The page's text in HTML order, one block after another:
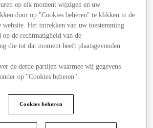
op elk moment wijzigen en uw
door op "Cookies beheren" te klikken in de
website. Het intrekken van uw toestemming
op de rechtmatigheid van de
die tot dat moment heeft plaatsgevonden.
de derde partijen waarmee wij gegevens
op "Cookies beheren".
Cookies beheren